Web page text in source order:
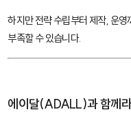
하지만 전략 수립부터 제작, 운영
부족할 수 있습니다.
에이달(ADALL)과 함께